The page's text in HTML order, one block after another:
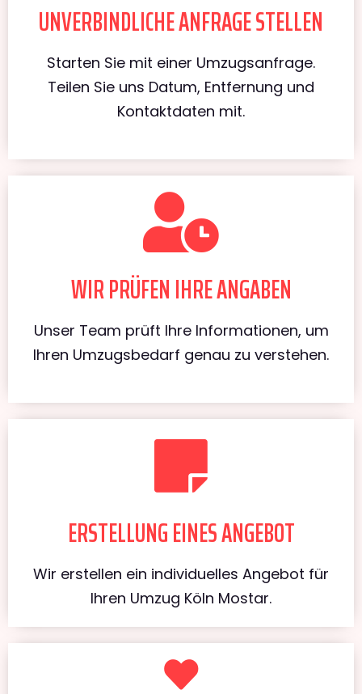
UNVERBINDLICHE ANFRAGE STELLEN
Starten Sie mit einer Umzugsanfrage.
Teilen Sie uns Datum, Entfernung und
Kontaktdaten mit.
WIR PRÜFEN IHRE ANGABEN
Unser Team prüft Ihre Informationen, um
Ihren Umzugsbedarf genau zu verstehen.
ERSTELLUNG EINES ANGEBOT
Wir erstellen ein individuelles Angebot für
Ihren Umzug Köln Mostar.